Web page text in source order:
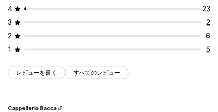
4
23
3
2
2
6
1
5
レビューを書く すべてのレビュー
Cappelleria Bacca